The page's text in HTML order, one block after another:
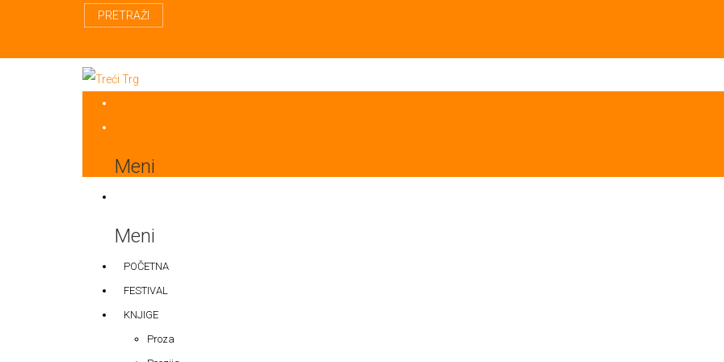
PRETRAŽI
Meni
Meni
POČETNA
FESTIVAL
KNJIGE
Proza